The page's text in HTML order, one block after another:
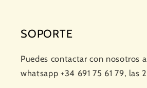
SOPORTE
Puedes contactar con nosotros
whatsapp +34 691 75 61 79, las